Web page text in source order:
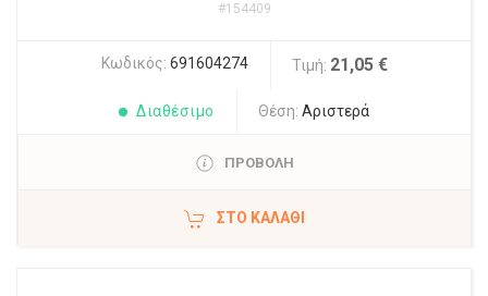
#154409
Κωδικός: 691604274 Τιμή: 21,05 €
Διαθέσιμο Θέση: Αριστερά
ΠΡΟΒΟΛΗ
ΣΤΟ ΚΑΛΆΘΙ